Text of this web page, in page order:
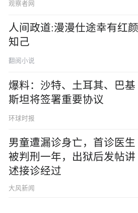
观察者网
人间政道:漫漫仕途幸有红颜
知己
翻阅小说
爆料：沙特、土耳其、巴基
斯坦将签署重要协议
环球时报
男童遭漏诊身亡，首诊医生
被判刑一年，出狱后发帖讲
述接诊经过
大风新闻